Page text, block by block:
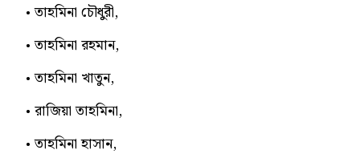
তাহমিনা চৌধুরী,
তাহমিনা রহমান,
তাহমিনা খাতুন,
রাজিয়া তাহমিনা,
তাহমিনা হাসান,